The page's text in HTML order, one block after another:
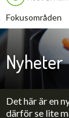
Fokusområden
Om oss
Aktuellt
Nyheter
Det här är en
därför se lite